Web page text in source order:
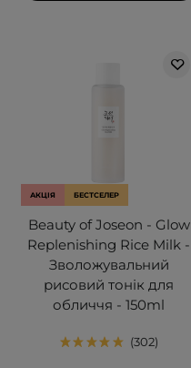
АКЦІЯ БЕСТСЕЛЕР
Beauty of Joseon - Glow
Replenishing Rice Milk -
Зволожувальний
рисовий тонік для
обличчя - 150ml
302